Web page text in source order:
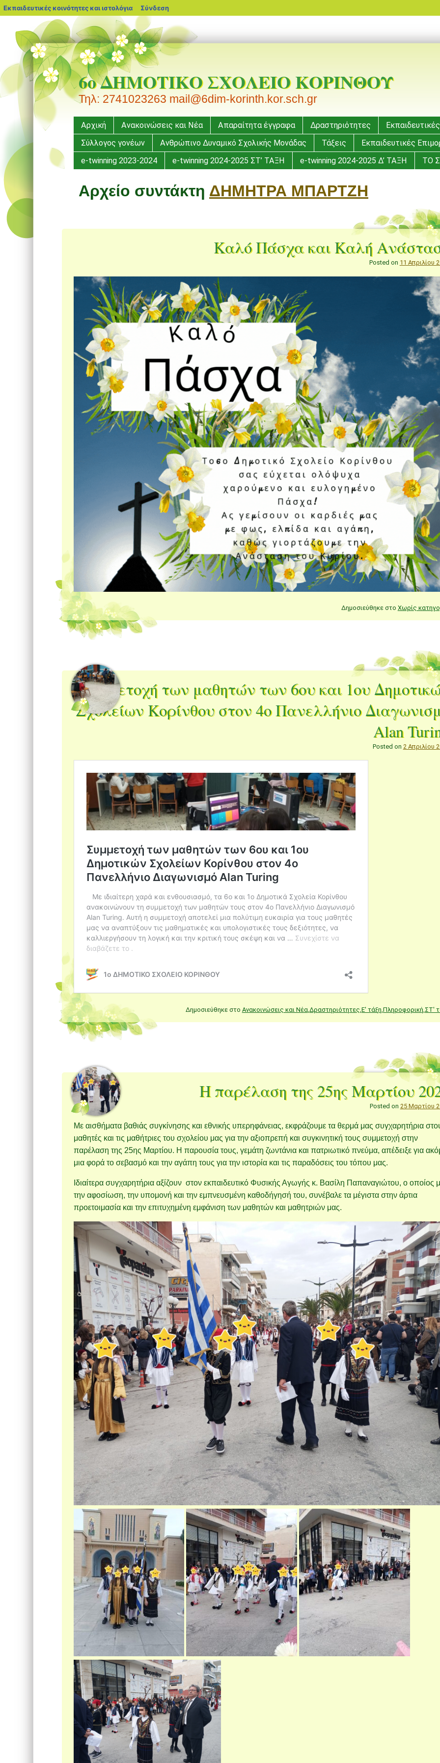
6ο ΔΗΜΟΤΙΚΟ ΣΧΟΛΕΙΟ ΚΟΡΙΝΘΟΥ
Τηλ: 2741023263 mail@6dim-korinth.kor.sch.gr
Μενού
Μετάβαση
σε
περιεχόμενο
Αρχική Ανακοινώσεις και Νέα Απαραίτητα έγγραφα Δραστηριότητες
Σύλλογος γονέων
Ανθρώπινο Δυναμικό Σχολικής Μονάδας Τάξεις
Εκπαιδευτικές
e-twinning 2023-2024
e-twinning 2024-2025 ΣΤ’ ΤΑΞΗ e-twinning 2024-2025 Δ’ ΤΑΞΗ ΤΟ
Αρχείο συντάκτη ΔΗΜΗΤΡΑ ΜΠΑΡΤΖΗ
Καλό Πάσχα και Καλή
Posted on 11 Απριλίου
Δημοσιεύθηκε στο Χωρίς
Συμμετοχή των μαθητών των 6ου και 1ου
Σχολείων Κορίνθου στον 4ο Πανελλήνιο
Alan
Posted on 2 Απριλίου
Δημοσιεύθηκε στο Ανακοινώσεις και Νέα,Δραστηριότητες,Ε' τάξη,Πληροφορική,ΣΤ'
Η παρέλαση της 25ης Μαρτίου
Posted on 25 Μαρτίου
Με αισθήματα βαθιάς συγκίνησης και εθνικής υπερηφάνειας, εκφράζουμε τα θερμά μας συγχαρητήρια
μαθητές και τις μαθήτριες του σχολείου μας για την αξιοπρεπή και συγκινητική τους συμμετοχή στην
παρέλαση της 25ης Μαρτίου. Η παρουσία τους, γεμάτη ζωντάνια και πατριωτικό πνεύμα, απέδειξε για
μια φορά το σεβασμό και την αγάπη τους για την ιστορία και τις παραδόσεις του τόπου μας.
Ιδιαίτερα συγχαρητήρια αξίζουν στον εκπαιδευτικό Φυσικής Αγωγής κ. Βασίλη Παπαναγιώτου, ο οποίος
την αφοσίωση, την υπομονή και την εμπνευσμένη καθοδήγησή του, συνέβαλε τα μέγιστα στην άρτια
προετοιμασία και την επιτυχημένη εμφάνιση των μαθητών και μαθητριών μας.
Εκπαιδευτικές κοινότητες και ιστολόγια blogs.sch.gr
Σύνδεση